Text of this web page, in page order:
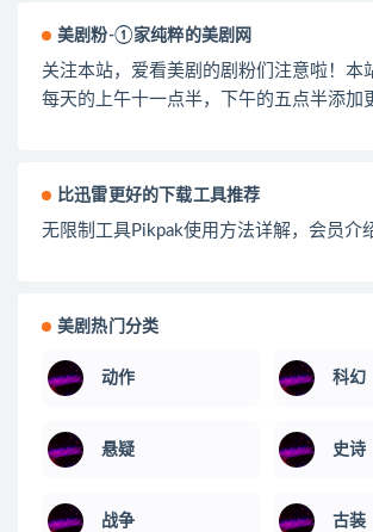
美剧粉-①家纯粹的美剧网
关注本站，爱看美剧的剧粉们注意啦！本
每天的上午十一点半，下午的五点半添加
比迅雷更好的下载工具推荐
无限制工具Pikpak使用方法详解，会员介
美剧热门分类
动作 科幻
悬疑 史诗
战争 古装